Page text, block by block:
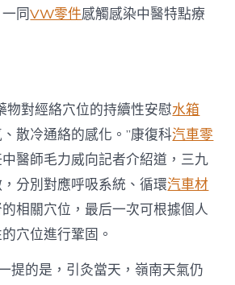
同VW零件感觸感染中醫特點療
物對經絡穴位的持續性安慰水箱
散冷通絡的感化。”康復科汽車零
醫師毛力威向記者介紹道，三九
分別對應呼吸系統、循環汽車材
相關穴位，最后一次可根據個人
穴位進行鞏固。
提的是，引灸當天，嶺南天氣仍